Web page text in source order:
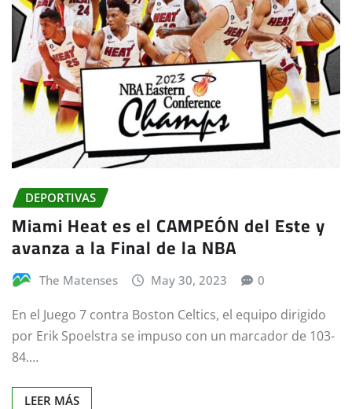
DEPORTIVAS
Miami Heat es el CAMPEÓN del Este y
avanza a la Final de la NBA
The Matenses May 30, 2023 0
En el Juego 7 contra Boston Celtics, el equipo dirigido
por Erik Spoelstra se impuso con un marcador de 103-
84.…
LEER MÁS